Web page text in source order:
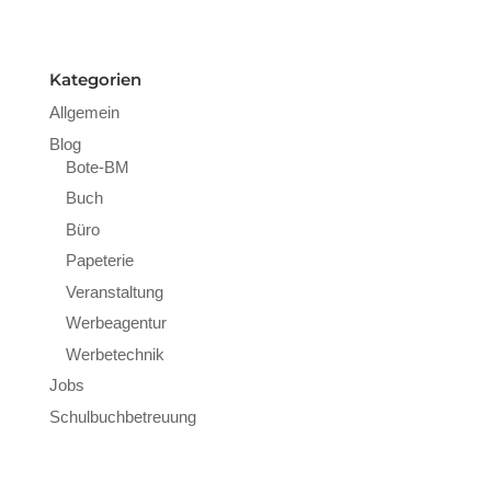
Kategorien
Allgemein
Blog
Bote-BM
Buch
Büro
Papeterie
Veranstaltung
Werbeagentur
Werbetechnik
Jobs
Schulbuchbetreuung